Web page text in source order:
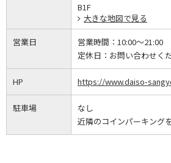
B1F
大きな地図で見る
営業日 営業時間： 10:00～21:00
定休日： お問い合わせく
HP https://www.daiso-
駐車場
なし
近隣のコインパーキング